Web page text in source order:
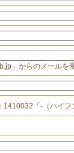
」からのメールを
「-（ハイフ